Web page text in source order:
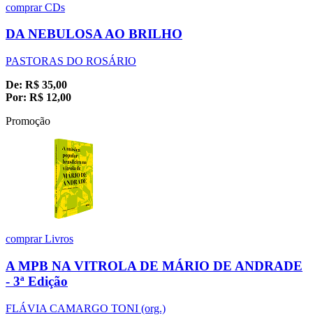
comprarCDs
DA NEBULOSA AO BRILHO
PASTORAS DO ROSÁRIO
De: R$ 35,00
Por: R$ 12,00
Promoção
comprarLivros
A MPB NA VITROLA DE MÁRIO DE ANDRADE
- 3ª Edição
FLÁVIA CAMARGO TONI (org.)